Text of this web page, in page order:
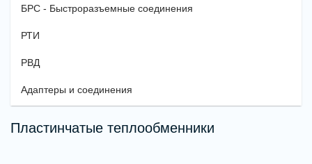
БРС - Быстроразъемные соединения
РТИ
РВД
Адаптеры и соединения
Пластинчатые теплообменники